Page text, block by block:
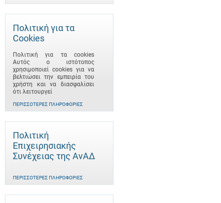
Πολιτική για τα
Cookies
Πολιτική για τα cookies
Αυτός ο ιστότοπος
χρησιμοποιεί cookies για να
βελτιώσει την εμπειρία του
χρήστη και να διασφαλίσει
ότι λειτουργεί
ΠΕΡΙΣΣΌΤΕΡΕΣ ΠΛΗΡΟΦΟΡΊΕΣ
Πολιτική
Επιχειρησιακής
Συνέχειας της ΑνΑΔ
ΠΕΡΙΣΣΌΤΕΡΕΣ ΠΛΗΡΟΦΟΡΊΕΣ